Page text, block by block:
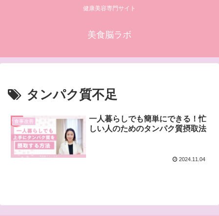
健康美容専門サイト
美食脳ラボ
タンパク質不足
食事改善
一人暮らしでも簡単にできる！忙
しい人のためのタンパク質摂取法
2024.11.04